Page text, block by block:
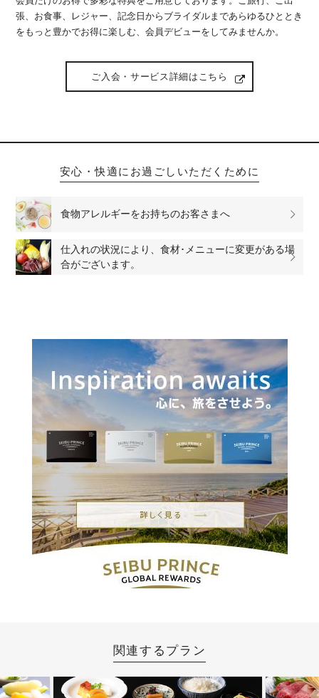
張、お食事、レジャー、記念日からブライダルまであらゆるひととき
をもっと豊かでお得に楽しむ、会員デビューをしてみませんか。
ご入会・サービス詳細はこちら
安心・快適にお過ごしいただくために
食物アレルギーをお持ちのお客さまへ
仕入れの状況により、食材･メニューに変更がある場
合がございます。
関連するプラン